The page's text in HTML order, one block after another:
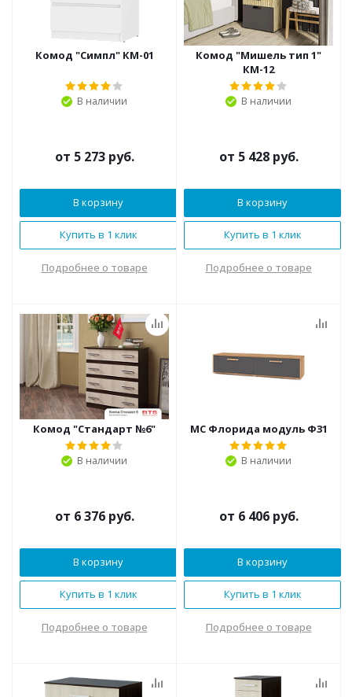
Комод "Симпл" КМ-01
В наличии
от 5 273 руб.
В корзину
Купить в 1 клик
Подробнее о товаре
Комод "Мишель тип 1"
КМ-12
В наличии
от 5 428 руб.
В корзину
Купить в 1 клик
Подробнее о товаре
Комод "Стандарт №6"
В наличии
от 6 376 руб.
В корзину
Купить в 1 клик
Подробнее о товаре
МС Флорида модуль Ф31
В наличии
от 6 406 руб.
В корзину
Купить в 1 клик
Подробнее о товаре